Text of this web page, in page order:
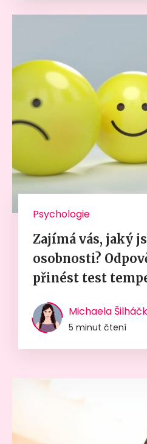
Psychologie
Zajímá vás, jaký
osobnosti?
přinést test
Michaela
5 minut čtení